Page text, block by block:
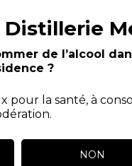
de l’alcool
?
pour la santé, à
NON
plateforme